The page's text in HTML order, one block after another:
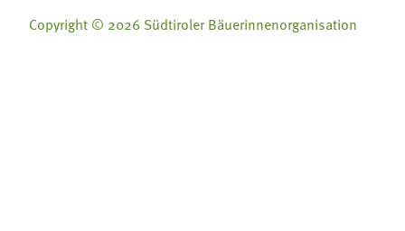
Copyright © 2026 Südtiroler Bäuerinnenorganisation